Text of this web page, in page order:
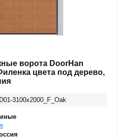
ворота DoorHan
цвета под дерево,
3100х2000_F_Oak